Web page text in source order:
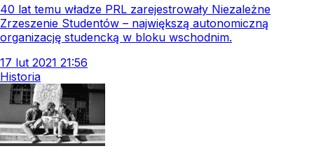
40 lat temu władze PRL zarejestrowały Niezależne
Zrzeszenie Studentów – największą autonomiczną
organizację studencką w bloku wschodnim.
17 lut 2021 21:56
Historia